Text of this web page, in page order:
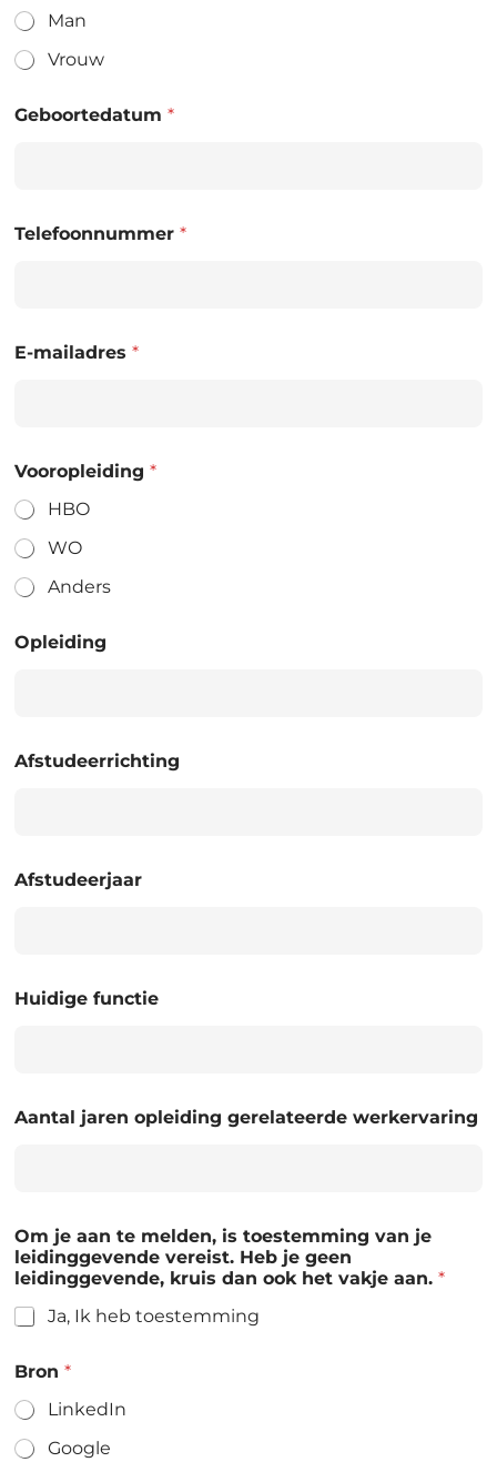
Man
Vrouw
Geboortedatum *
Telefoonnummer *
E-mailadres *
Vooropleiding *
HBO
WO
Anders
Opleiding
Afstudeerrichting
Afstudeerjaar
Huidige functie
Aantal jaren opleiding gerelateerde werkervaring
Om je aan te melden, is toestemming van je
leidinggevende vereist. Heb je geen
leidinggevende, kruis dan ook het vakje aan. *
Ja, Ik heb toestemming
Bron *
LinkedIn
Google